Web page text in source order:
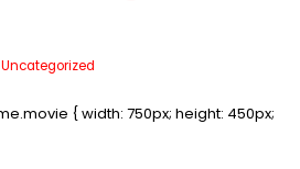
Uncategorized
{ width: 750px; height: 450px;